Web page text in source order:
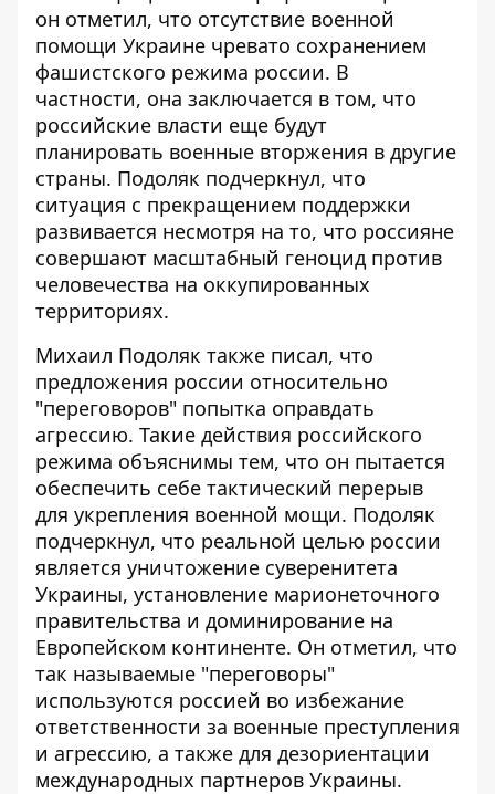
он отметил, что отсутствие военной
помощи Украине чревато сохранением
фашистского режима россии. В
частности, она заключается в том, что
российские власти еще будут
планировать военные вторжения в другие
страны. Подоляк подчеркнул, что
ситуация с прекращением поддержки
развивается несмотря на то, что россияне
совершают масштабный геноцид против
человечества на оккупированных
территориях.
Михаил Подоляк также писал, что
предложения россии относительно
"переговоров" попытка оправдать
агрессию. Такие действия российского
режима объяснимы тем, что он пытается
обеспечить себе тактический перерыв
для укрепления военной мощи. Подоляк
подчеркнул, что реальной целью россии
является уничтожение суверенитета
Украины, установление марионеточного
правительства и доминирование на
Европейском континенте. Он отметил, что
так называемые "переговоры"
используются россией во избежание
ответственности за военные преступления
и агрессию, а также для дезориентации
международных партнеров Украины.